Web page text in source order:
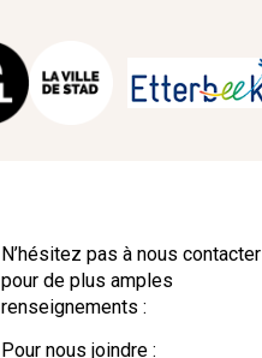
N’hésitez pas à nous contacter
pour de plus amples
renseignements :
Pour nous joindre :